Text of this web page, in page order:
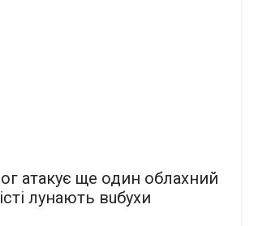
атакує ще один облаxний
лунають вuбухи